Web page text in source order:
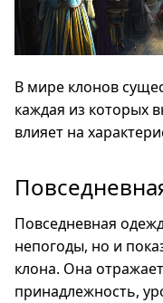
В мире клонов
каждая из которых
влияет на
Повседневная
непогоды, но и
клона. Она
принадлежность,